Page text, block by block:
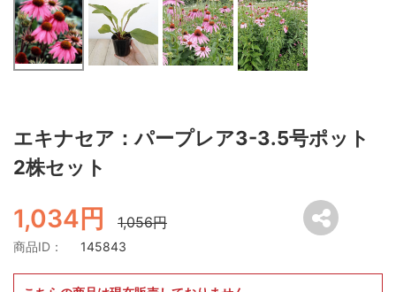
エキナセア：パープレア3-3.5号ポット
2株セット
1,034円 1,056円
商品ID： 145843